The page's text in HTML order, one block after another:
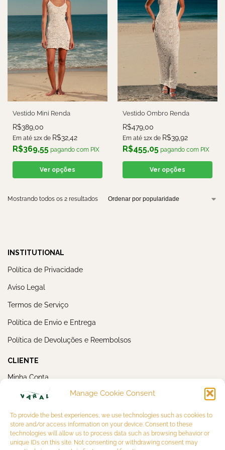
Manage Cookie Consent
To provide the best experiences, we use technologies such as cookies to
store and/or access information on your device. Consent to these
technologies will allow us to process data such as browsing behavior or
unique IDs on this site. Not consenting or withdrawing consent may
Vestido Mini Renda
R$389,00
Em até 12x de R$32,42
R$369,55 pagando com PIX
Ver opções
Vestido Ombro Renda
R$479,00
Em até 12x de R$39,92
R$455,05 pagando com PIX
Ver opções
Mostrando todos os 2 resultados
INSTITUTIONAL
Política de Privacidade
Aviso Legal
Termos de Serviço
Política de Envio e Entrega
Política de Devoluções e Reembolsos
CLIENTE
Minha Conta
Meus Pedidos
NEWSLETTER